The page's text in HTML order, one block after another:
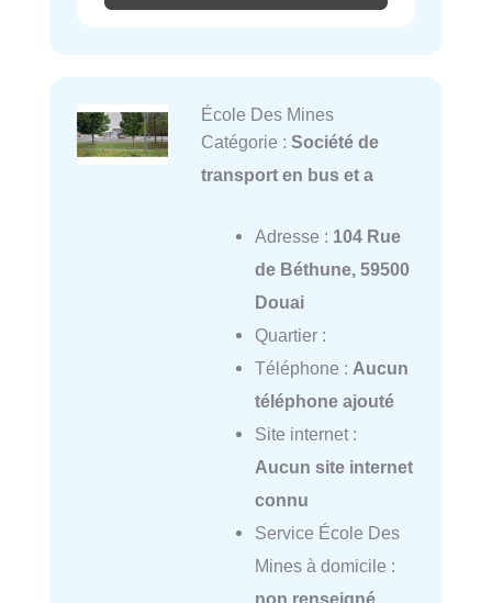
École Des Mines
Catégorie : Société de
transport en bus et a
Adresse : 104 Rue
de Béthune, 59500
Douai
Quartier :
Téléphone : Aucun
téléphone ajouté
Site internet :
Aucun site internet
connu
Service École Des
Mines à domicile :
non renseigné